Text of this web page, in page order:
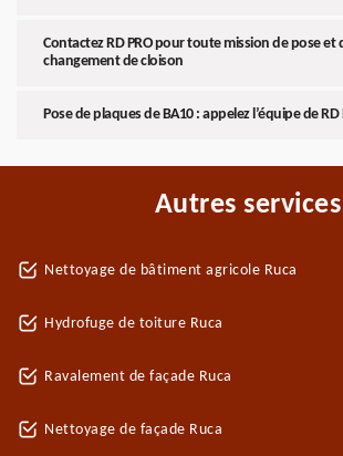
Contactez RD PRO pour toute mission de pose et
changement de cloison
Pose de plaques de BA10 : appelez l’équipe de RD
Autres services
Nettoyage de bâtiment agricole Ruca
Hydrofuge de toiture Ruca
Ravalement de façade Ruca
Nettoyage de façade Ruca